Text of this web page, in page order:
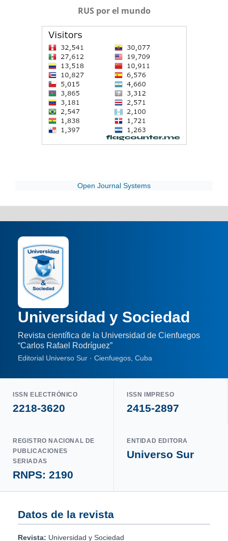
RUS por el mundo
Open Journal Systems
Universidad y Sociedad
Revista científica de la Universidad de Cienfuegos
“Carlos Rafael Rodríguez”
Editorial Universo Sur · Cienfuegos, Cuba
ISSN ELECTRÓNICO
2218-3620
ISSN IMPRESO
2415-2897
REGISTRO NACIONAL DE
PUBLICACIONES
SERIADAS
RNPS: 2190
ENTIDAD EDITORA
Universo Sur
Datos de la revista
Revista: Universidad y Sociedad